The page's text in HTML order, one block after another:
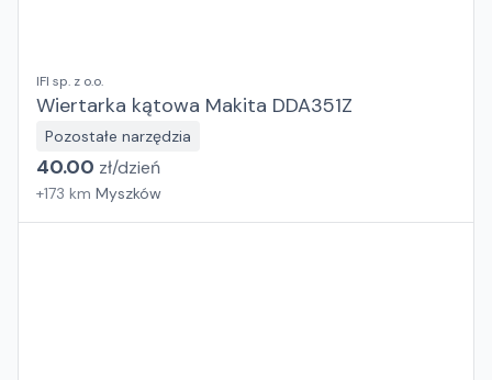
IFI sp. z o.o.
Wiertarka kątowa Makita DDA351Z
Pozostałe narzędzia
40.00 zł/dzień
+173 km Myszków